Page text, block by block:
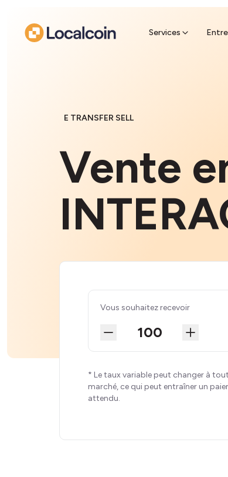
Services
E TRANSFER SELL
Vente
Vous souhaitez recevoir
* Le taux variable peut changer à
marché, ce qui peut entraîner un
attendu.